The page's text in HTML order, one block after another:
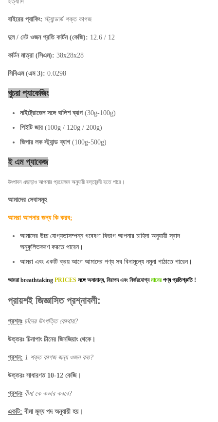
বাইরের প্যাকিং: স্ট্যান্ডার্ড শক্ত কাগজ
দুল / নেট ওজন প্রতি কার্টন (কেজি): 12.6 / 12
কার্টন মাত্রা (সিএম): 38x28x28
সিবিএম (এম 3): 0.0298
খুচরা প্যাকেজিং
নাইট্রোজেন সঙ্গে বালিশ ব্যাগ(30g-100g)
পিইটি জার (100g / 120g / 200g)
জিপার লক স্ট্যান্ড ব্যাগ(100g-500g)
ই এম প্যাকেজ
উৎপাদন এছাড়াও আপনার প্রয়োজন অনুযায়ী বস্তাবন্দী হতে পারে।
আমাদের সেবাসমূহ
আমরা আপনার জন্য কি করব;
আমাদের উচ্চ যোগ্যতাসম্পন্ন গবেষণা বিভাগ আপনার চাহিদা অনুযায়ী স্বাদ
অনুকূলিতকরণ করতে পারেন।
আমরা এবং একটি ক্রয় আগে আমাদের পণ্য সব বিনামূল্যে নমুনা পাঠাতে পারেন।
আমরা breathtaking PRICES সঙ্গে অসামান্য, নিরাপদ এবং নির্ভরযোগ্য মানেরপণ্য প্রতিশ্রুতি !
প্রায়শই জিজ্ঞাসিত প্রশ্নাবলী:
প্রশ্নঃ চাঁদের উৎপত্তি কোথায়?
উত্তরঃ চিনাপাং চীনের জিনজিয়াং থেকে।
প্রশ্ন: 1 শক্ত কাগজ জন্য ওজন কত?
উত্তরঃ সাধারণত 10-12 কেজি।
প্রশ্নঃ বীমা কে কভার করবে?
একটি: বীমা মূল্য পদ অনুযায়ী হয়।